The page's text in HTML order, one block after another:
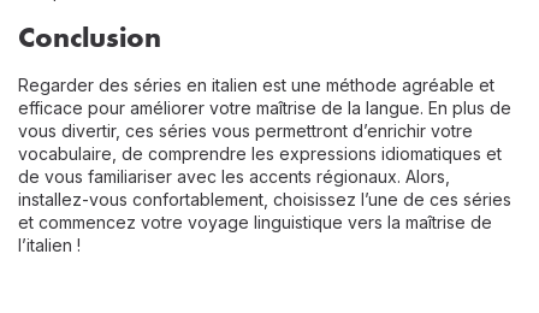
Conclusion
Regarder des séries en italien est une méthode agréable et
efficace pour améliorer votre maîtrise de la langue. En plus de
vous divertir, ces séries vous permettront d’enrichir votre
vocabulaire, de comprendre les expressions idiomatiques et
de vous familiariser avec les accents régionaux. Alors,
installez-vous confortablement, choisissez l’une de ces séries
et commencez votre voyage linguistique vers la maîtrise de
l’italien !